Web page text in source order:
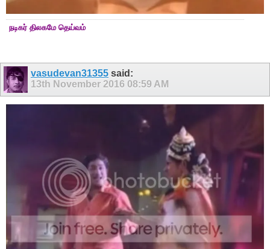
நடிகர் திலகமே தெய்வம்
vasudevan31355 said:
13th November 2016 08:59 AM